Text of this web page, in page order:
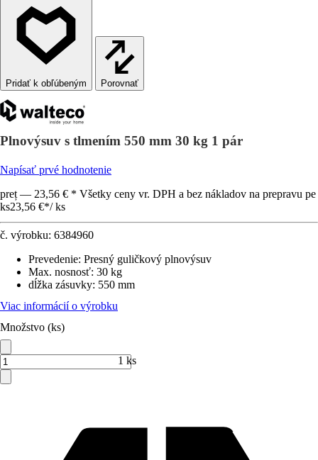
Porovnať
Plnovýsuv s tlmením 550 mm 30 kg 1 pár
Napísať prvé hodnotenie
preț — 23,56 € * Všetky ceny vr. DPH a bez nákladov na prepravu pe
ks23,56 €*/ ks
č. výrobku: 6384960
Prevedenie: Presný guličkový plnovýsuv
Max. nosnosť: 30 kg
dĺžka zásuvky: 550 mm
Viac informácií o výrobku
Množstvo (ks)
1 ks